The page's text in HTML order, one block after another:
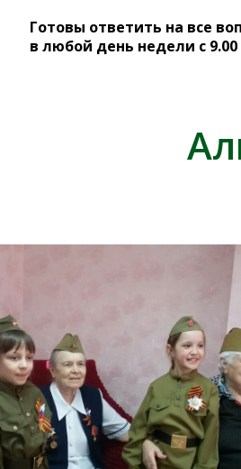
Готовы ответить на все
в любой день недели с 9.00